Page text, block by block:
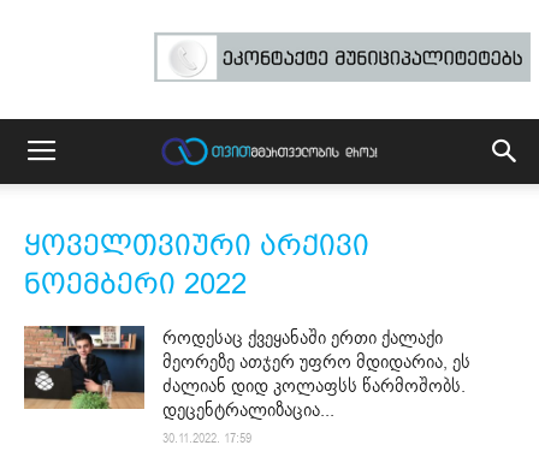
ყოველთვიური არქივი
ნოემბერი 2022
როდესაც ქვეყანაში ერთი ქალაქი
მეორეზე ათჯერ უფრო მდიდარია, ეს
ძალიან დიდ კოლაფსს წარმოშობს.
დეცენტრალიზაცია...
30.11.2022. 17:59